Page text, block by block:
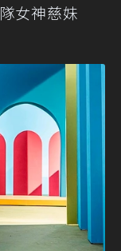
女神慈妹